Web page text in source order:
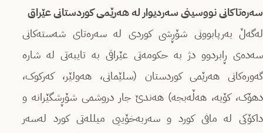
سەرەتاکانی نووسینی سەردیوار لە هەرێمی کوردستانی عێراق
لەگەڵ بەرپابوونی شۆڕشی کوردی لە سەرەتای شەستەکانی
سەدەی ڕابردوو دژ بە حکومەتی عێراقی بە تایبەتی لە شارە
گەورەکانی هەرێمی کوردستان (سلێمانی، هەولێر، کەرکوک،
دهۆک، کۆیە، هەڵەبجە) هەندێ جار دروشمی شۆڕشگێرانە و
داکۆکی لە مافی کورد و سەربەخۆییی میللەتی کورد لەسەر